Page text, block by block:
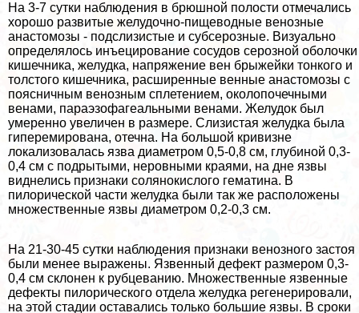
На 3-7 сутки наблюдения в брюшной полости отмечались
хорошо развитые желудочно-пищеводные венозные
анастомозы - подслизистые и субсерозные. Визуально
определялось инъецирование сосудов серозной оболочки
кишечника, желудка, напряжение вен брыжейки тонкого и
толстого кишечника, расширенные венные анастомозы с
поясничным венозным сплетением, околопочечными
венами, параэзофагеальными венами. Желудок был
умеренно увеличен в размере. Слизистая желудка была
гиперемирована, отечна. На большой кривизне
локализовалась язва диаметром 0,5-0,8 см, глубиной 0,3-
0,4 см с подрытыми, неровными краями, на дне язвы
виднелись признаки солянокислого гематина. В
пилорической части желудка были так же расположены
множественные язвы диаметром 0,2-0,3 см.
На 21-30-45 сутки наблюдения признаки венозного застоя
были менее выражены. Язвенный дефект размером 0,3-
0,4 см склонен к рубцеванию. Множественные язвенные
дефекты пилорического отдела желудка регенерировали,
на этой стадии оставались только большие язвы. В сроки